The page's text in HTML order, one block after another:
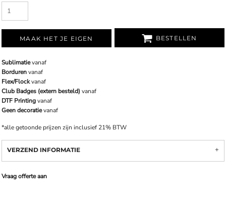
MAAK HET JE EIGEN BESTELLEN
Sublimatievanaf
Bordurenvanaf
Flex/Flockvanaf
Club Badges (extern besteld) vanaf
DTF Printingvanaf
Geen decoratievanaf
*alle getoonde prijzen zijn inclusief 21% BTW
VERZEND INFORMATIE
Vraag offerte aan